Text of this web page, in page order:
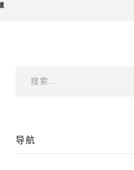
搜索...
导航